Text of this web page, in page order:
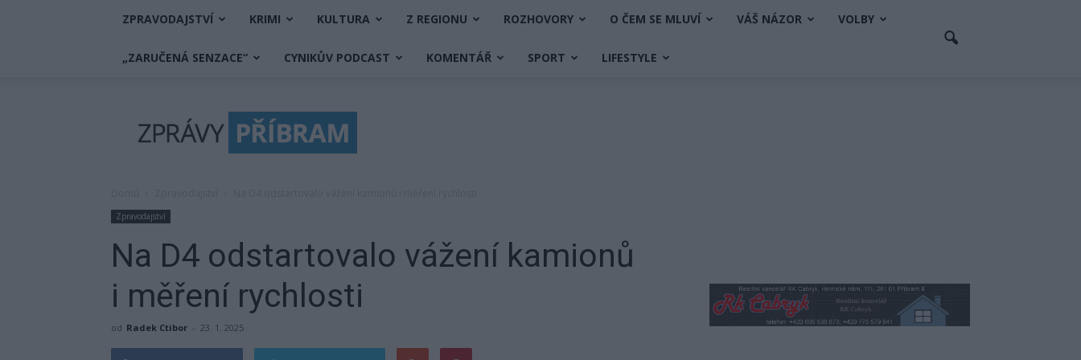
ZPRAVODAJSTVÍ KRIMI KULTURA Z REGIONU ROZHOVORY O ČEM SE MLUVÍ VÁŠ NÁZOR VOLBY
„ZARUČENÁ SENZACE“ CYNIKŮV PODCAST KOMENTÁŘ SPORT LIFESTYLE
Příbram
Zpravodajství
Na D4 odstartovalo vážení kamionů
i měření rychlosti
od Radek Ctibor - 23. 1. 2025